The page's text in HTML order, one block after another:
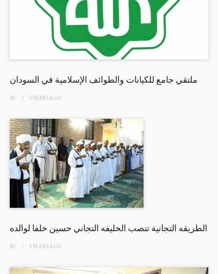
ملتقي جامع للكيانات والطوائف الإسلامية في السودان
BY 5 YEARSAGO
الطريقه التجانية تنصب الخليفه التجاني حسين خلفا لوالده
BY 5 YEARSAGO